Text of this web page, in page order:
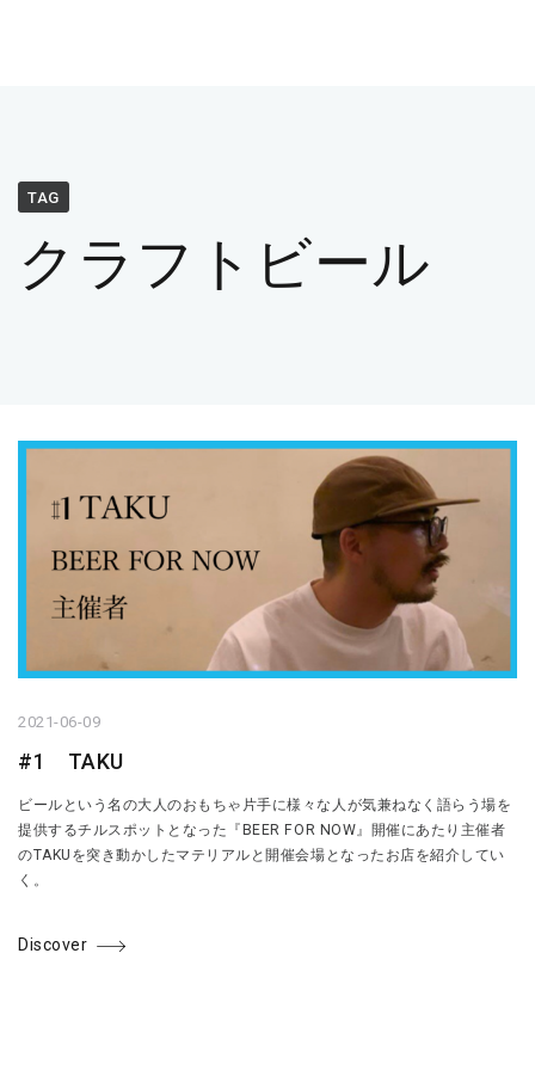
TAG
クラフトビール
2021-06-09
#1 TAKU
ビールという名の大人のおもちゃ片手に様々な人が気兼ねなく語らう場を
提供するチルスポットとなった『BEER FOR NOW』開催にあたり主催者
のTAKUを突き動かしたマテリアルと開催会場となったお店を紹介してい
く。
Discover